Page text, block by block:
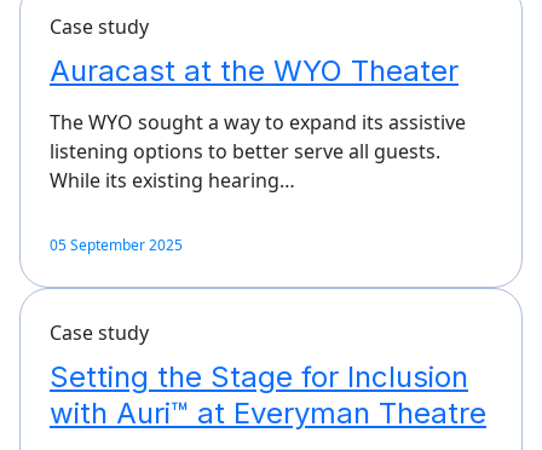
Case study
Auracast at the WYO Theater
The WYO sought a way to expand its assistive
listening options to better serve all guests.
While its existing hearing…
05 September 2025
Case study
Setting the Stage for Inclusion
with Auri™ at Everyman Theatre